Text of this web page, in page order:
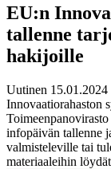
EU:n
tallenne
hakijoille
Uutinen 15.01.2024
Innovaatiorahaston
infopäivän tallenne
valmisteleville tai
materiaaleihin